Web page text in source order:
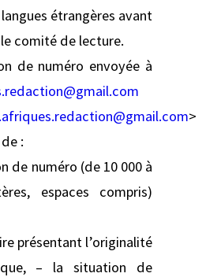
étrangères avant
comité de lecture.
de numéro envoyée à
>
:
de numéro (de 10 000 à
espaces compris)
présentant l’originalité
– la situation de